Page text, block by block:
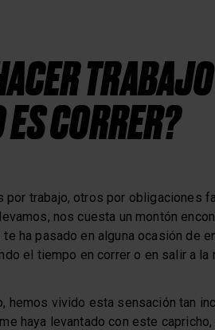
CORRER?
por trabajo, otros por obligaciones
nos cuesta un montón
ha pasado en alguna ocasión de
el tiempo en correr o en salir a la
hemos vivido esta sensación tan
haya levantado con este